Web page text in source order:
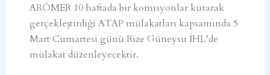
ARÖMER 10 haftada bir komisyonlar kurarak
gerçekleştirdiği ATAP mülakatları kapsamında 5
Mart Cumartesi günü Rize Güneysu İHL’de
mülakat düzenleyecektir.